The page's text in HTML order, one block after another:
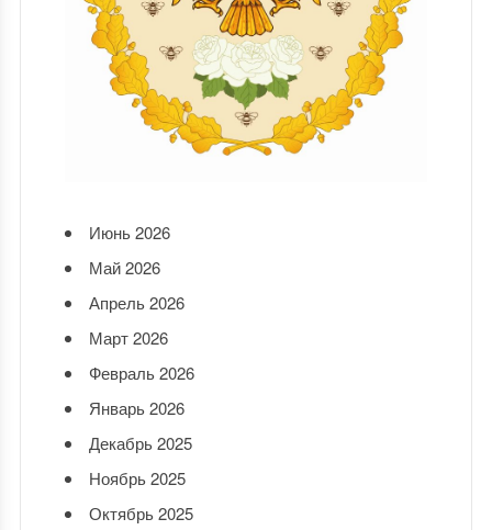
Июнь 2026
Май 2026
Апрель 2026
Март 2026
Февраль 2026
Январь 2026
Декабрь 2025
Ноябрь 2025
Октябрь 2025